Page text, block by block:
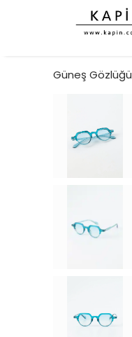
Güneş Gözlüğü